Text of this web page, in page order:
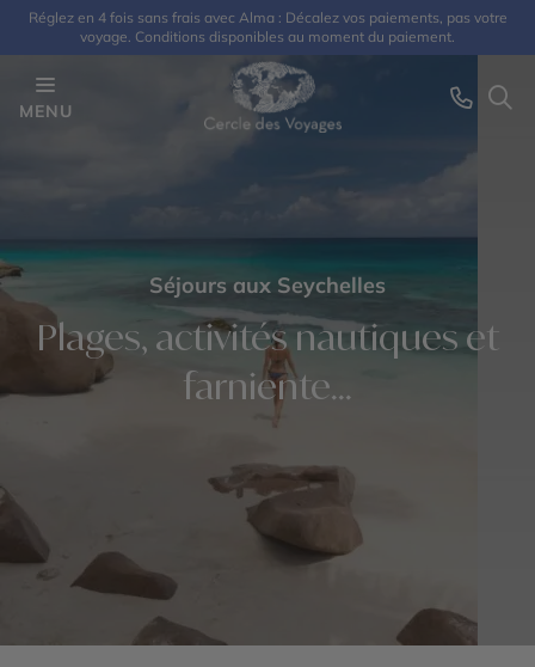
Réglez en 4 fois sans frais avec Alma : Décalez vos paiements, pas votre
voyage. Conditions disponibles au moment du paiement.
MENU
Séjours aux Seychelles
Plages, activités nautiques et
farniente...